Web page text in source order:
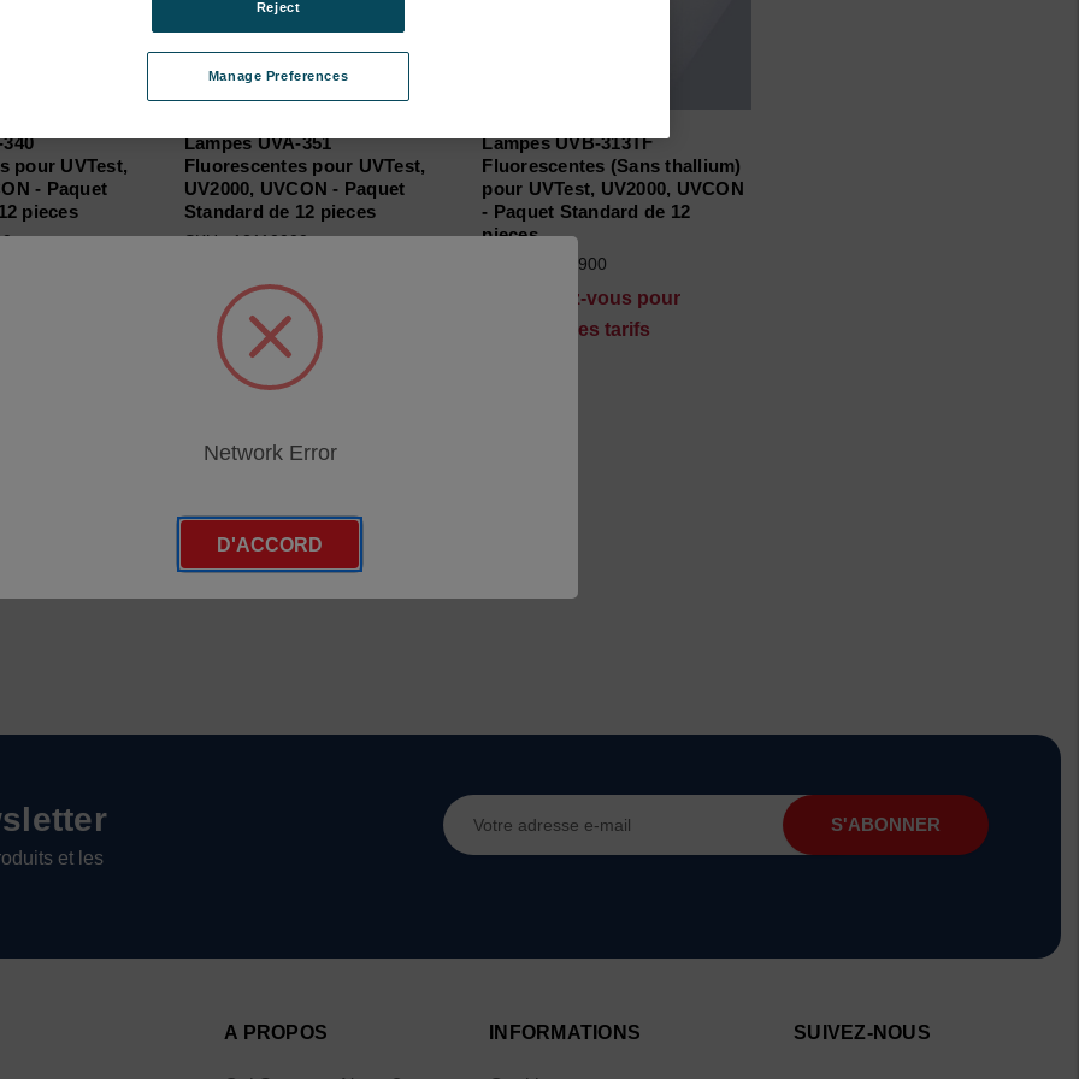
pour UVTest,
- Paquet
pieces
pour
Lampes UVA-351
Fluorescentes pour UVTest,
UV2000, UVCON - Paquet
Standard de 12 pieces
SKU : 12110000
connaître les tarifs
Lampes UVB-313TF
Fluorescentes (Sans thallium)
pour UVTest, UV2000, UVCON
- Paquet Standard de 12
pieces
SKU : 12575900
Connectez-vous pour
connaître les tarifs
et les
Adresse
e-
A PROPOS INFORMATIONS SUIVEZ-NOUS
Manage Preferences
Reject
Network Error
D'ACCORD